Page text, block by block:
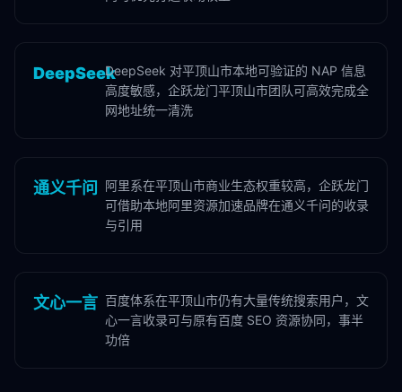
DeepSeekDeepSeek 对平顶山市本地可验证的 NAP 信息
高度敏感，企跃龙门平顶山市团队可高效完成全
网地址统一清洗
通义千问
阿里系在平顶山市商业生态权重较高，企跃龙门
可借助本地阿里资源加速品牌在通义千问的收录
与引用
文心一言 百度体系在平顶山市仍有大量传统搜索用户，文
心一言收录可与原有百度 SEO 资源协同，事半
功倍